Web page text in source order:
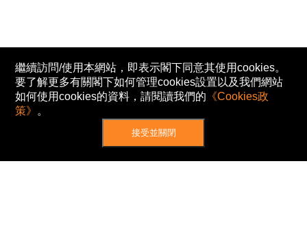
繼續訪問/使用本網站，即表示閣下同意其使用cookies。
要了解更多有關閣下如何管理cookies設置以及我們網站
如何使用cookies的資料，請閱讀我們的 《Cookies政
策》 。
接受並關閉